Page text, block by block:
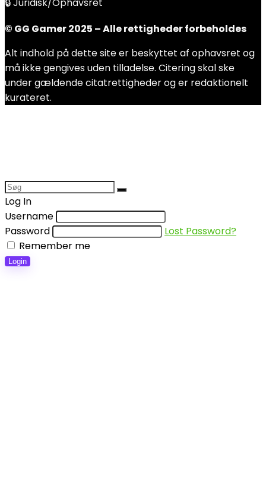
© GG Gamer 2025 – Alle rettigheder forbeholdes
Alt indhold på dette site er beskyttet af ophavsret og
må ikke gengives uden tilladelse. Citering skal ske
under gældende citatrettigheder og er redaktionelt
kurateret.
Log In
Username
Password
Lost Password?
Remember me
Login